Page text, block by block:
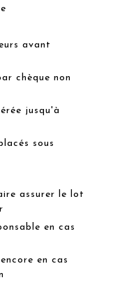
avant
chèque non
jusqu'à
sous
assurer le lot
en cas
en cas